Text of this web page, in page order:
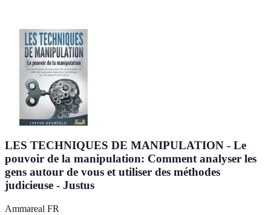
LES TECHNIQUES DE MANIPULATION - Le
pouvoir de la manipulation: Comment analyser les
gens autour de vous et utiliser des méthodes
judicieuse - Justus
Ammareal FR